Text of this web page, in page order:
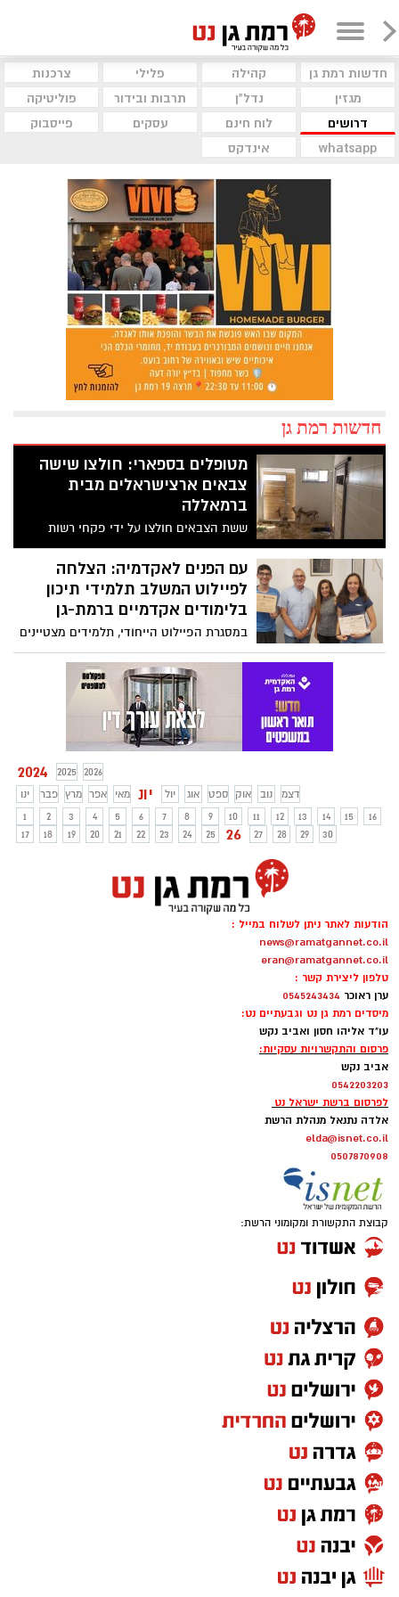
חדשות רמת גן קהילה פלילי
צרכנות
מגזין
נדל"ן תרבות ובידור
פוליטיקה
דרושים
לוח חינם עסקים
פייסבוק
whatsapp
אינדקס
חדשות רמת גן
מטופלים בספארי: חולצו שישה
צבאים ארצישראלים מבית
ברמאללה
ששת הצבאים חולצו על ידי פקחי רשות
הטבע וכח מגדוד 90
עם הפנים לאקדמיה: הצלחה
לפיילוט המשלב תלמידי תיכון
בלימודים אקדמיים ברמת-גן
במסגרת הפיילוט הייחודי, תלמידים מצטיינים
מהתיכון משתתפים בקורסים אקדמיים
באוניברסיטאות מובילות
2024 2025
2026
ינו
פבר מרץ אפר מאי יונ יול אוג ספט אוק נוב
דצמ
1
2 3 4 5 6 7 8 9 10 11 12 13 14 15
16
17
18 19 20 21 22 23 24 25 26 27 28 29 30
הודעות לאתר ניתן לשלוח במייל :
news@ramatgannet.co.il
eran@ramatgannet.co.il
טלפון ליצירת קשר :
ערן ראוכר 0545243434
מיסדים רמת גן נט וגבעתיים נט:
עו"ד אליהו חסון ואביב נקש
פרסום והתקשרויות עסקיות:
אביב נקש
0542203203
לפרסום ברשת ישראל נט
אלדה נתנאל מנהלת הרשת
elda@isnet.co.il
0507870908
קבוצת התקשורת ומקומוני הרשת: